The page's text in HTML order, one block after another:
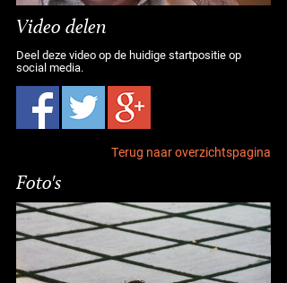
Video delen
Deel deze video op de huidige startpositie op
social media.
Terug naar overzichtspagina
Foto's